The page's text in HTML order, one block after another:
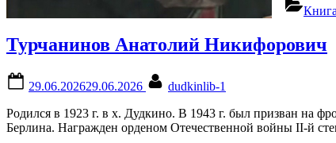
Турчанинов Анатолий Никифорович
on
29.06.202629.06.2026
dudkinlib-1
Родился в 1923 г. в х. Дудкино. В 1943 г. был призван на
Берлина. Награжден орденом Отечественной войны II-й